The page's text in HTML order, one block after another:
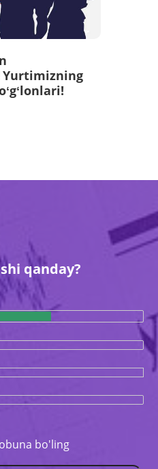
qanday?
bo'ling